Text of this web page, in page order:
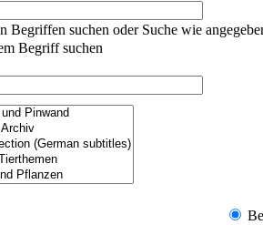
Begriffen suchen oder Suche wie
Begriff suchen